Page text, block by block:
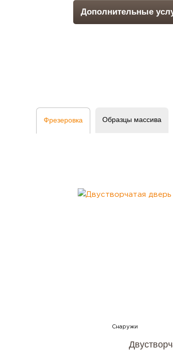
Дополнительные
Фрезеровка Образцы массива